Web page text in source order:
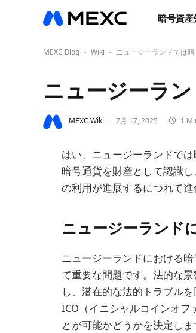
暗号資産
MEXC Blog - Wiki - ニュージーランドでは
ニュージーラ
MEXC Wiki 7月 17, 2025 1
はい、ニュージーランドで
暗号通貨を財産として認識
の利用が進展するにつれて進
ニュージーランド
ニュージーランドにおける
て重要な問題です。法的な
し、潜在的な法的トラブル
ICO（イニシャルコインオフ
とが可能かどうかを決定しま